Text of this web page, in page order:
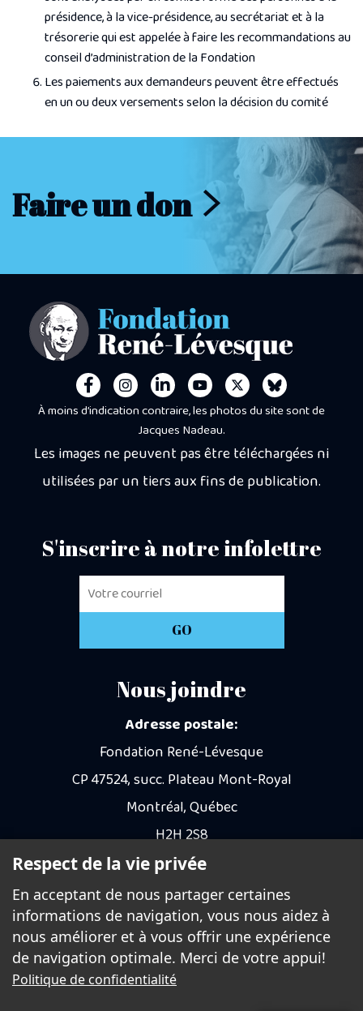
présidence, à la vice-présidence, au secrétariat et à la
trésorerie qui est appelée à faire les recommandations au
conseil d’administration de la Fondation
Les paiements aux demandeurs peuvent être effectués
en un ou deux versements selon la décision du comité
Faire un don
À moins d’indication contraire, les photos du site sont de
Jacques Nadeau.
Les images ne peuvent pas être téléchargées ni
utilisées par un tiers aux fins de publication.
S'inscrire à notre infolettre
Nous joindre
Adresse postale:
Fondation René-Lévesque
CP 47524, succ. Plateau Mont-Royal
Montréal, Québec
H2H 2S8
Courriel
Faire un don
Respect de la vie privée
En acceptant de nous partager certaines
informations de navigation, vous nous aidez à
nous améliorer et à vous offrir une expérience
de navigation optimale. Merci de votre appui!
Politique de confidentialité